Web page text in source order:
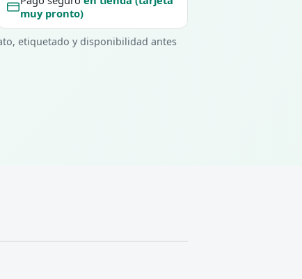
muy pronto)
etiquetado y disponibilidad antes